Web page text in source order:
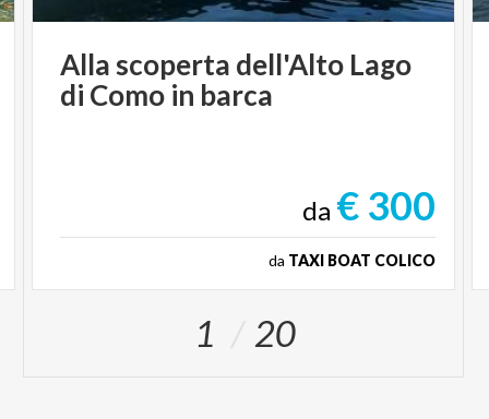
Alla scoperta dell'Alto Lago
di Como in barca
da € 300
da TAXI BOAT COLICO
1 20